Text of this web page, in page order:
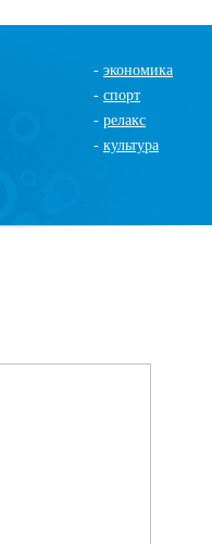
- экономика
- спорт
- релакс
- культура